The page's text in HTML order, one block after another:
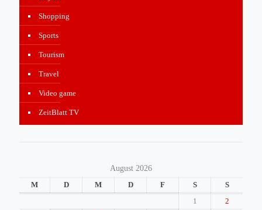
Shopping
Sports
Tourism
Travel
Video game
ZeitBlatt TV
August 2026
M
D M D F S
S
1
2